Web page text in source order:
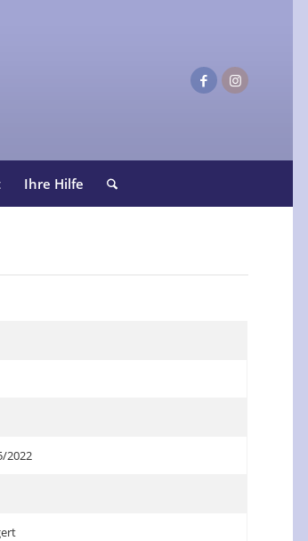
Ihre Hilfe
2022